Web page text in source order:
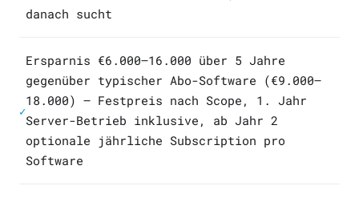
danach sucht
✓
Ersparnis €6.000–16.000 über 5 Jahre
gegenüber typischer Abo-Software (€9.000–
18.000) — Festpreis nach Scope, 1. Jahr
Server-Betrieb inklusive, ab Jahr 2
optionale jährliche Subscription pro
Software